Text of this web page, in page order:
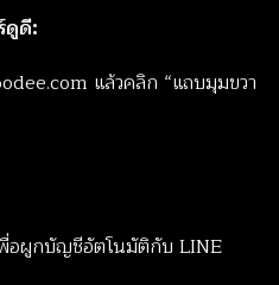
ดูดี:
แล้วคลิก “แถบมุมขวา
พื่อผูกบัญชีอัตโนมัติกับ LINE